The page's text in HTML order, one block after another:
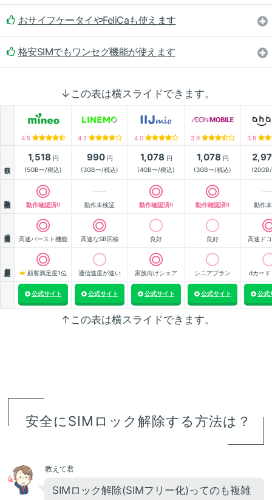
おサイフケータイやFeliCaも使えます
格安SIMでもワンセグ機能が使えます
↓この表は横スライドできます。
4.5 4.2 4.0 3.9 3.8
1,518 円
(5GB〜/税込)
990円
(3GB〜/税込)
1,078 円
(4GB〜/税込)
1,078 円
(3GB〜/税込)
動作確認済!! 動作未検証 動作確認済!! 動作確認済!! 動作
高速バースト機能 高速なSB回線 良好 良好 高速ド
顧客満足度1位 通信速度が速い 家族向けシェア シニアプラン dカード
公式サイト 公式サイト 公式サイト 公式サイト 公式
↑この表は横スライドできます。
安全にSIMロック解除する方法は？
教えて君
SIMロック解除(SIMフリー化)ってのも複雑